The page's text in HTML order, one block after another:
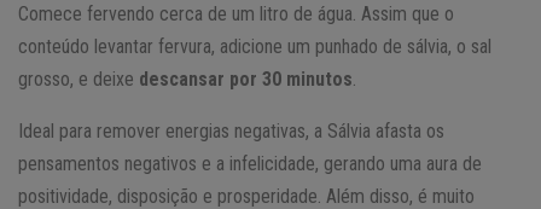
Comece fervendo cerca de um litro de água. Assim que o
conteúdo levantar fervura, adicione um punhado de sálvia, o sal
grosso, e deixe descansar por 30 minutos
Ideal para remover energias negativas, a Sálvia afasta os
pensamentos negativos e a infelicidade, gerando uma aura de
positividade, disposição e prosperidade. Além disso, é muito